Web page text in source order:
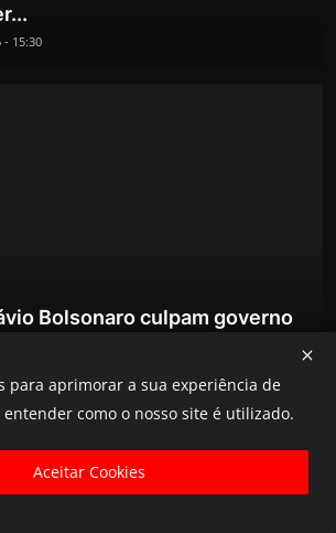
- 15:30
Bolsonaro culpam governo
Seis integrantes da família Bolsonaro
devem disputar as...
UTV_NEWS 05/08/2026 - 03:50
para aprimorar a sua experiência de
entender como o nosso site é utilizado.
Aceitar Cookies